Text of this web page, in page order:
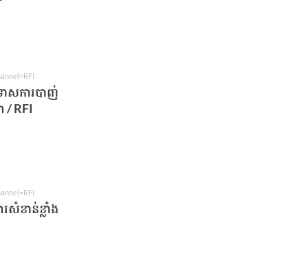
ោសការបាញ់
/ RFI
សំខាន់ខ្លាំង